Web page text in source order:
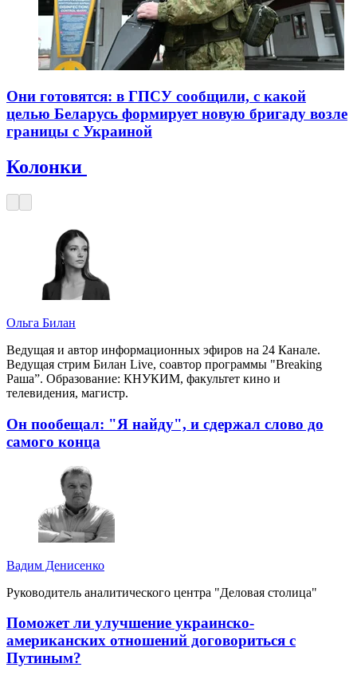
Они готовятся: в ГПСУ сообщили, с какой
целью Беларусь формирует новую бригаду возле
границы с Украиной
Колонки
Ольга Билан
Ведущая и автор информационных эфиров на 24 Канале.
Ведущая стрим Билан Live, соавтор программы "Breaking
Раша”. Образование: КНУКИМ, факультет кино и
телевидения, магистр.
Он пообещал: "Я найду", и сдержал слово до
самого конца
Вадим Денисенко
Руководитель аналитического центра "Деловая столица"
Поможет ли улучшение украинско-
американских отношений договориться с
Путиным?